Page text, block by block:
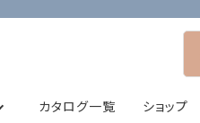
カタログ一覧 ショップ